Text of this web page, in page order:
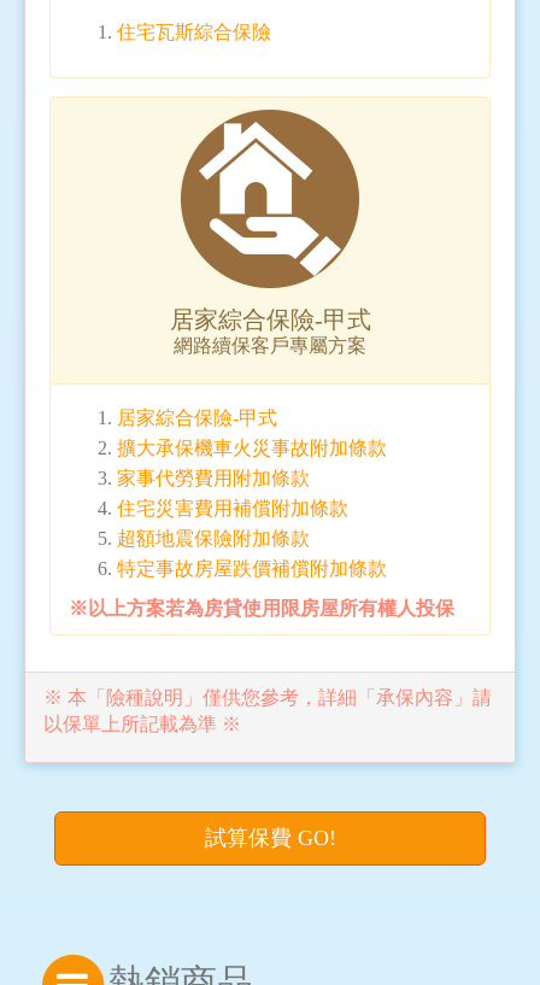
住宅瓦斯綜合保險
居家綜合保險-甲式
網路續保客戶專屬方案
居家綜合保險-甲式
擴大承保機車火災事故附加條款
家事代勞費用附加條款
住宅災害費用補償附加條款
超額地震保險附加條款
特定事故房屋跌價補償附加條款
※以上方案若為房貸使用限房屋所有權人投保
※ 本「險種說明」僅供您參考，詳細「承保內容」請
以保單上所記載為準 ※
試算保費 GO!